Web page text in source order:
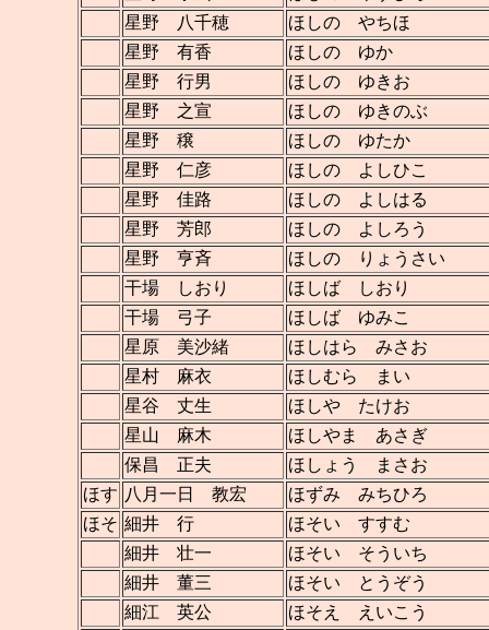
星野 八千穂
ほしの やちほ
星野 有香
ほしの ゆか
星野 行男
ほしの ゆきお
星野 之宣
ほしの ゆきのぶ
星野 穣
ほしの ゆたか
星野 仁彦
ほしの よしひこ
星野 佳路
ほしの よしはる
星野 芳郎
ほしの よしろう
星野 亨斉
ほしの りょうさい
干場 しおり
ほしば しおり
干場 弓子
ほしば ゆみこ
星原 美沙緒
ほしはら みさお
星村 麻衣
ほしむら まい
星谷 丈生
ほしや たけお
星山 麻木
ほしやま あさぎ
保昌 正夫
ほしょう まさお
ほす 八月一日 教宏
ほずみ みちひろ
ほそ 細井 行
ほそい すすむ
細井 壮一
ほそい そういち
細井 董三
ほそい とうぞう
細江 英公
ほそえ えいこう